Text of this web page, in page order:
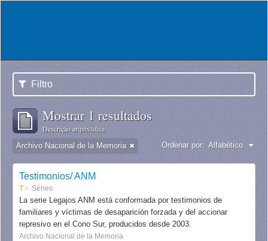
Filtro
Mostrar 1 resultados
Descrição arquivística
Archivo Nacional de la Memoria Ordenar por: Alfabético
Testimonios/ ANM
T Séries
La serie Legajos ANM está conformada por testimonios de
familiares y víctimas de desaparición forzada y del accionar
represivo en el Cono Sur, producidos desde 2003.
Archivo Nacional de la Memoria